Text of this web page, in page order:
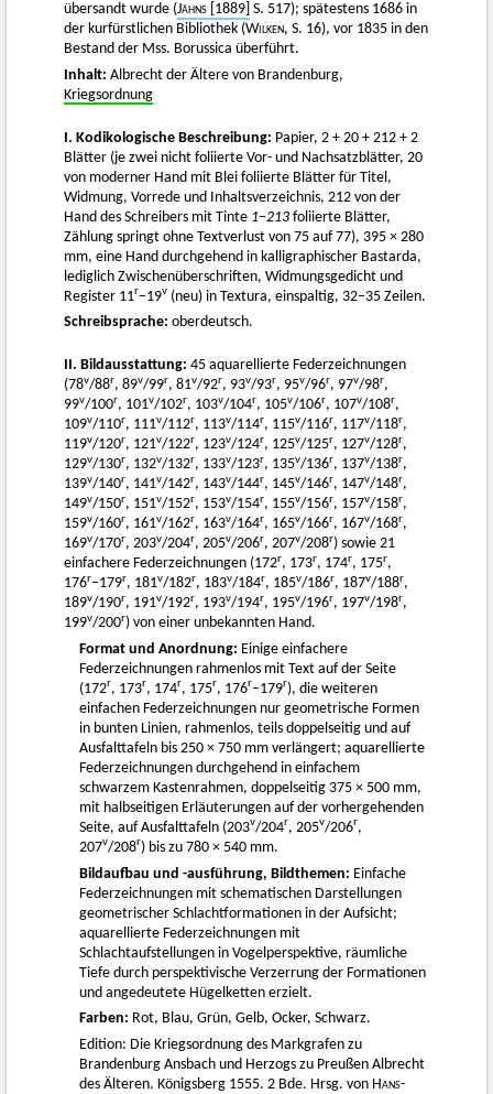
übersandt wurde (Jähns [1889] S. 517); spätestens 1686 in
der kurfürstlichen Bibliothek (Wilken, S. 16), vor 1835 in den
Bestand der Mss. Borussica überführt.
Inhalt: Albrecht der Ältere von Brandenburg,
Kriegsordnung
I. Kodikologische Beschreibung: Papier, 2 + 20 + 212 + 2
Blätter (je zwei nicht foliierte Vor- und Nachsatzblätter, 20
von moderner Hand mit Blei foliierte Blätter für Titel,
Widmung, Vorrede und Inhaltsverzeichnis, 212 von der
Hand des Schreibers mit Tinte 1–213 foliierte Blätter,
Zählung springt ohne Textverlust von 75 auf 77), 395 × 280
mm, eine Hand durchgehend in kalligraphischer Bastarda,
lediglich Zwischenüberschriften, Widmungsgedicht und
Register 11r–19v (neu) in Textura, einspaltig, 32–35 Zeilen.
Schreibsprache: oberdeutsch.
II. Bildausstattung: 45 aquarellierte Federzeichnungen
(78v/88r, 89v/99r, 81v/92r, 93v/93r, 95v/96r, 97v/98r,
99v/100r, 101v/102r, 103v/104r, 105v/106r, 107v/108r,
109v/110r, 111v/112r, 113v/114r, 115v/116r, 117v/118r,
119v/120r, 121v/122r, 123v/124r, 125v/125r, 127v/128r,
129v/130r, 132v/132r, 133v/123r, 135v/136r, 137v/138r,
139v/140r, 141v/142r, 143v/144r, 145v/146r, 147v/148r,
149v/150r, 151v/152r, 153v/154r, 155v/156r, 157v/158r,
159v/160r, 161v/162r, 163v/164r, 165v/166r, 167v/168r,
169v/170r, 203v/204r, 205v/206r, 207v/208r) sowie 21
einfachere Federzeichnungen (172r, 173r, 174r, 175r,
176r–179r, 181v/182r, 183v/184r, 185v/186r, 187v/188r,
189v/190r, 191v/192r, 193v/194r, 195v/196r, 197v/198r,
199v/200r) von einer unbekannten Hand.
Format und Anordnung: Einige einfachere
Federzeichnungen rahmenlos mit Text auf der Seite
(172r, 173r, 174r, 175r, 176r–179r), die weiteren
einfachen Federzeichnungen nur geometrische Formen
in bunten Linien, rahmenlos, teils doppelseitig und auf
Ausfalttafeln bis 250 × 750 mm verlängert; aquarellierte
Federzeichnungen durchgehend in einfachem
schwarzem Kastenrahmen, doppelseitig 375 × 500 mm,
mit halbseitigen Erläuterungen auf der vorhergehenden
Seite, auf Ausfalttafeln (203v/204r, 205v/206r,
207v/208r) bis zu 780 × 540 mm.
Bildaufbau und -ausführung, Bildthemen: Einfache
Federzeichnungen mit schematischen Darstellungen
geometrischer Schlachtformationen in der Aufsicht;
aquarellierte Federzeichnungen mit
Schlachtaufstellungen in Vogelperspektive, räumliche
Tiefe durch perspektivische Verzerrung der Formationen
und angedeutete Hügelketten erzielt.
Farben: Rot, Blau, Grün, Gelb, Ocker, Schwarz.
Edition: Die Kriegsordnung des Markgrafen zu
Brandenburg Ansbach und Herzogs zu Preußen Albrecht
des Älteren. Königsberg 1555. 2 Bde. Hrsg. von Hans-